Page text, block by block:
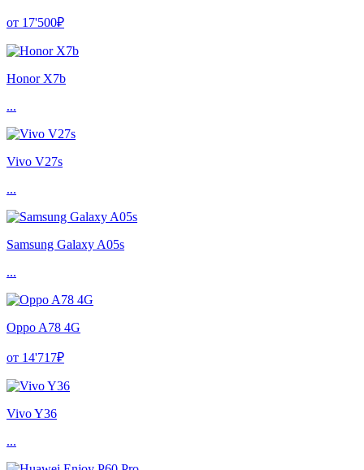
от 17'500₽
Honor X7b
...
Vivo V27s
...
Samsung Galaxy A05s
...
Oppo A78 4G
от 14'717₽
Vivo Y36
...